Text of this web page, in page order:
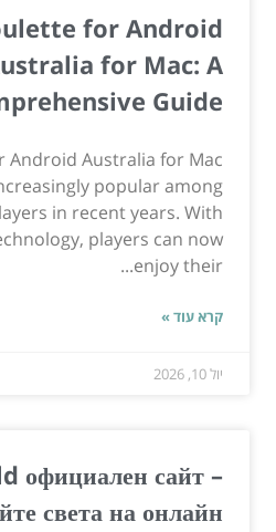
for Android
for Mac: A
Guide
Android Australia for Mac
popular among
in recent years. With
players can now
enjoy their...
קרא עוד »
יול 10, 2026
официален сайт –
света на онлайн